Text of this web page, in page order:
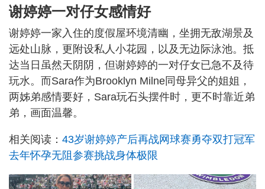
谢婷婷一对仔女感情好
谢婷婷一家入住的度假屋环境清幽，坐拥无敌湖景及
远处山脉，更附设私人小花园，以及无边际泳池。抵
达当日虽然天阴阴，但谢婷婷的一对仔女已急不及待
玩水。而Sara作为Brooklyn Milne同母异父的姐姐，
两姊弟感情要好，Sara玩石头摆件时，更不时靠近弟
弟，画面温馨。
相关阅读： 43岁谢婷婷产后再战网球赛勇夺双打冠军
去年怀孕无阻参赛挑战身体极限